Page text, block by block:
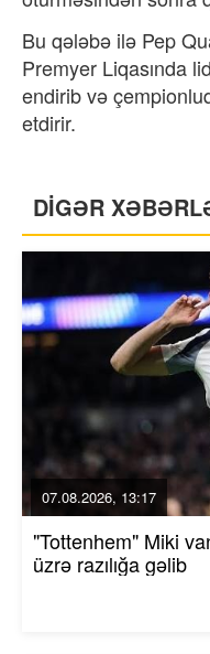
Bu qələbə ilə Pep
Premyer Liqasında
endirib və
etdirir.
DİGƏR
07.08.2026, 13:17
"Tottenhem" Miki
üzrə razılığa gəlib